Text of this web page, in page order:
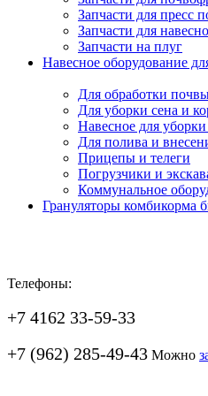
Запчасти для пресс
Запчасти для
Запчасти на плуг
Навесное оборудование
Для обработки
Для уборки сена и
Навесное для
Для полива и
Прицепы и телеги
Погрузчики и
Коммунальное
Грануляторы комбикорма
Телефоны:
+7 4162 33-59-33
+7 (962) 285-49-43 Можно